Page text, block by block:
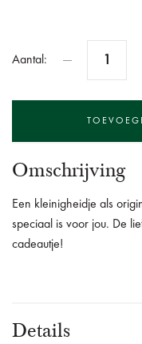
Aantal:
Omschrijving
Een kleinigheidje als
speciaal is voor jou. De
cadeautje!
Details